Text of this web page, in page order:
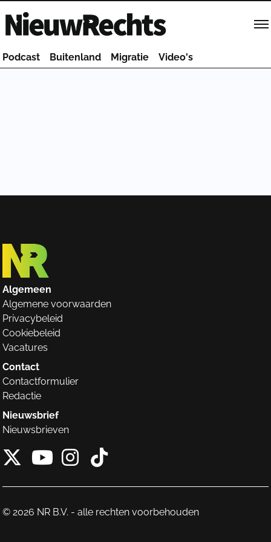
Homepage van NieuwRechts
Podcast Buitenland Migratie Video's
Algemeen
Algemene voorwaarden
Privacybeleid
Cookiebeleid
Vacatures
Contact
Contactformulier
Redactie
Nieuwsbrief
Nieuwsbrieven
X van NieuwRechts
Instagram van
Tiktok van
© 2026 NR B.V. - alle rechten voorbehouden